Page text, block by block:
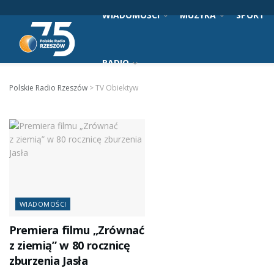
WIADOMOŚCI MUZYKA SPORT
RADIO
Polskie Radio Rzeszów >TV Obiektyw
WIADOMOŚCI
Premiera filmu „Zrównać
z ziemią” w 80 rocznicę
zburzenia Jasła